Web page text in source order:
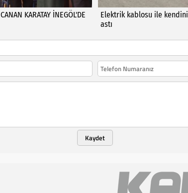
CANAN KARATAY İNEGÖL'DE
Elektrik kablosu ile kendini
astı
Kaydet